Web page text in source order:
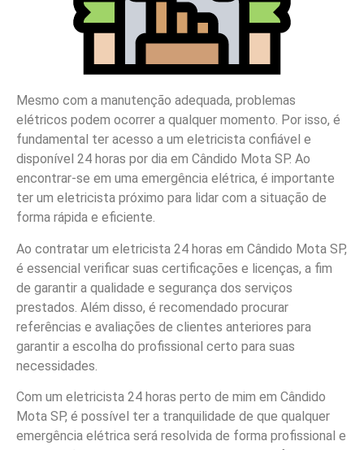
Mesmo com a manutenção adequada, problemas
elétricos podem ocorrer a qualquer momento. Por isso, é
fundamental ter acesso a um eletricista confiável e
disponível 24 horas por dia em Cândido Mota SP. Ao
encontrar-se em uma emergência elétrica, é importante
ter um eletricista próximo para lidar com a situação de
forma rápida e eficiente.
Ao contratar um eletricista 24 horas em Cândido Mota SP,
é essencial verificar suas certificações e licenças, a fim
de garantir a qualidade e segurança dos serviços
prestados. Além disso, é recomendado procurar
referências e avaliações de clientes anteriores para
garantir a escolha do profissional certo para suas
necessidades.
Com um eletricista 24 horas perto de mim em Cândido
Mota SP, é possível ter a tranquilidade de que qualquer
emergência elétrica será resolvida de forma profissional e